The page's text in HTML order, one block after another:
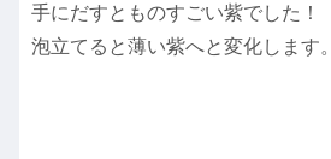
手にだすとものすごい紫でした！
泡立てると薄い紫へと変化します。